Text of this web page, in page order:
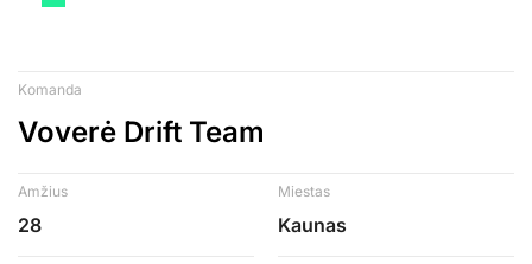
Komanda
Voverė Drift Team
Amžius
28
Miestas
Kaunas